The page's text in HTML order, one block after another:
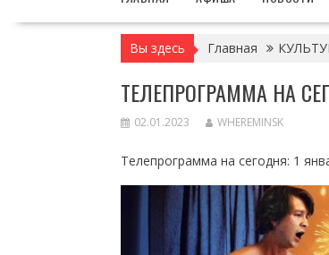
Вы здесь Главная
ТЕЛЕПРОГРАММА НА
02.01.2023 WHEREMINSK
Телепрограмма на сегодня: 1